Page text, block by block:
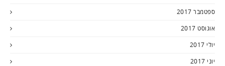
ספטמבר 2017
אוגוסט 2017
יולי 2017
יוני 2017